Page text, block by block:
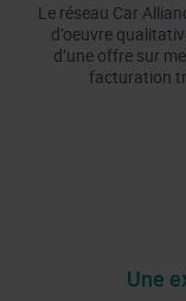
Le réseau Car
d’oeuvre
d’une offre sur
facturation
Une